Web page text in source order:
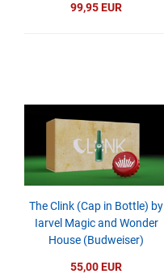
99,95 EUR
The Clink (Cap in Bottle) by
Iarvel Magic and Wonder
House (Budweiser)
55,00 EUR